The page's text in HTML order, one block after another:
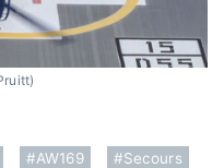
#AW169 #Secours